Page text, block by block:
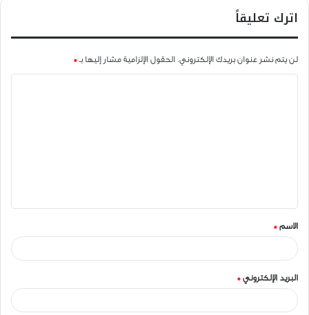
اترك تعليقاً
لن يتم نشر عنوان بريدك الإلكتروني. الحقول الإلزامية مشار إليها بـ*
ق
*الاسم *
البريد الإلكتروني *